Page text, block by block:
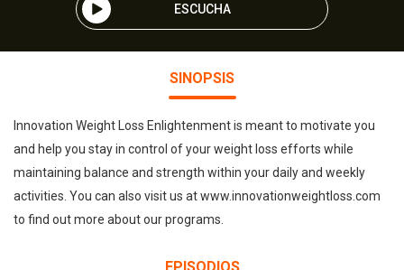
ESCUCHA
SINOPSIS
Innovation Weight Loss Enlightenment is meant to motivate you
and help you stay in control of your weight loss efforts while
maintaining balance and strength within your daily and weekly
activities. You can also visit us at www.innovationweightloss.com
to find out more about our programs.